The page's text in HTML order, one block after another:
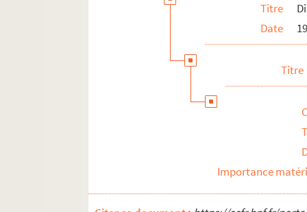
Val-de-Marne
Titre
Date
Titre
Importance